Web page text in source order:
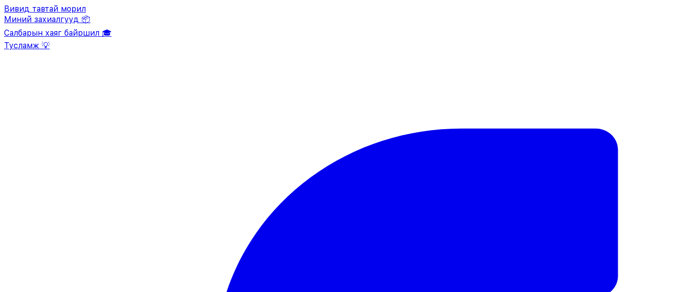
Вивид тавтай морил
Миний захиалгууд 📦
Салбарын хаяг байршил 🎓
Тусламж 💡